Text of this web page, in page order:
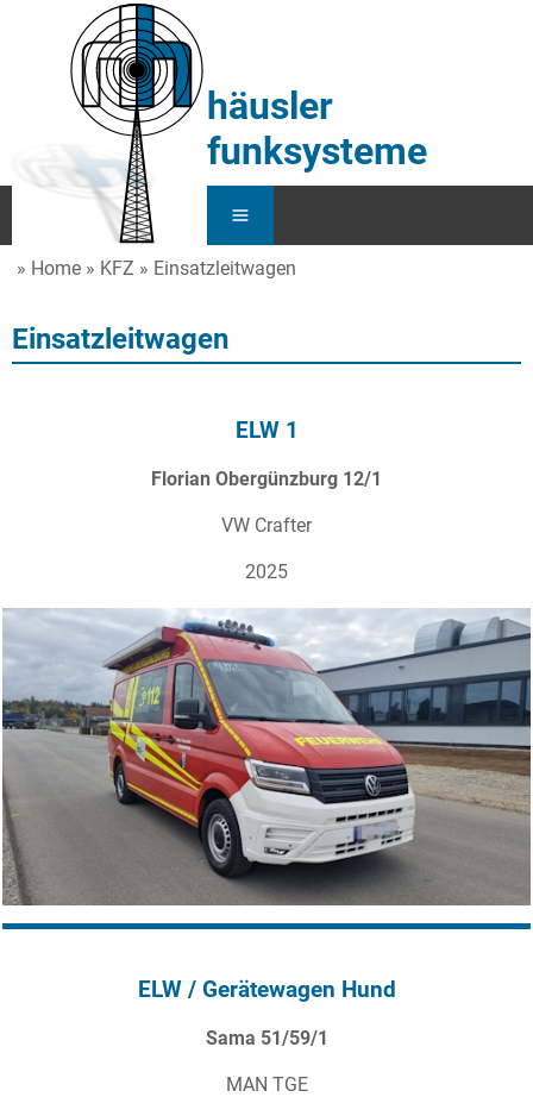
häusler
funksysteme
Home
Über Uns
News
Intern
Home KFZ Einsatzleitwagen
Einsatzleitwagen
ELW 1
Florian Obergünzburg 12/1
VW Crafter
2025
ELW / Gerätewagen Hund
Sama 51/59/1
MAN TGE